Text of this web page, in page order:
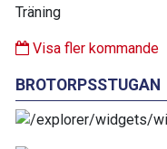
Träning
Visa fler kommande
BROTORPSSTUGAN